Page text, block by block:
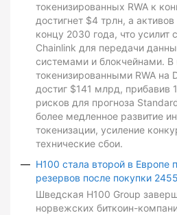
токенизированных RWA к
достигнет $4 трлн, а
концу 2030 года, что усилит
Chainlink для передачи
системами и блокчейнами. В
токенизированными RWA на
достиг $141 млрд, прибавив
рисков для прогноза
более медленное развитие
токенизации, усиление
технические сбои.
H100 стала второй в Европе
резервов после покупки
Шведская H100 Group
норвежских биткоин-